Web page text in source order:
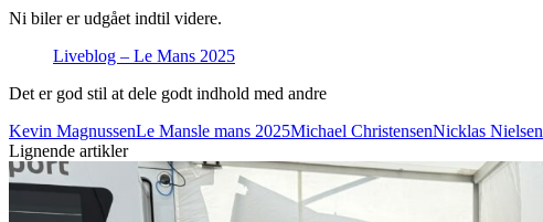
Ni biler er udgået indtil videre.
Liveblog – Le Mans 2025
Det er god stil at dele godt indhold med andre
Kevin MagnussenLe Mansle mans 2025Michael ChristensenNicklas Nielsen
Lignende artikler